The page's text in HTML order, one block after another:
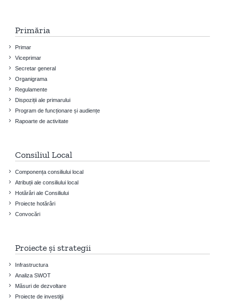
Primăria
Primar
Viceprimar
Secretar general
Organigrama
Regulamente
Dispoziții ale primarului
Program de funcționare și audiențe
Rapoarte de activitate
Consiliul Local
Componența consiliului local
Atribuții ale consiliului local
Hotărâri ale Consiliului
Proiecte hotărâri
Convocări
Proiecte și strategii
Infrastructura
Analiza SWOT
Măsuri de dezvoltare
Proiecte de investiţii